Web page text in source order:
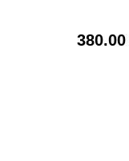
380.00